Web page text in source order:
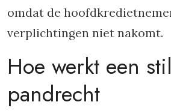
omdat de
verplichtingen niet nakomt.
Hoe werkt een stil
pandrecht